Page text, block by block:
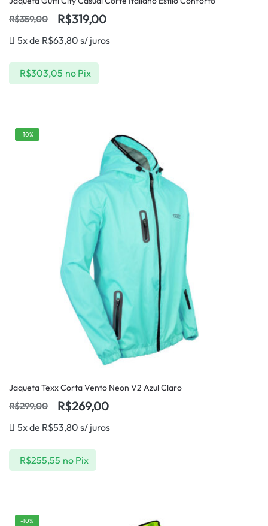
R$359,00 R$319,00
5x de R$63,80 s/ juros
R$303,05 no Pix
-10%
Jaqueta Texx Corta Vento Neon V2 Azul Claro
R$299,00 R$269,00
5x de R$53,80 s/ juros
R$255,55 no Pix
-10%